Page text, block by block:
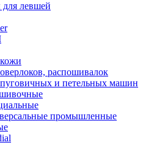
левшей
распошивалок
и петельных машин
промышленные